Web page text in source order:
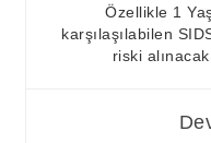
Özellikle 1
karşılaşılabilen
riski